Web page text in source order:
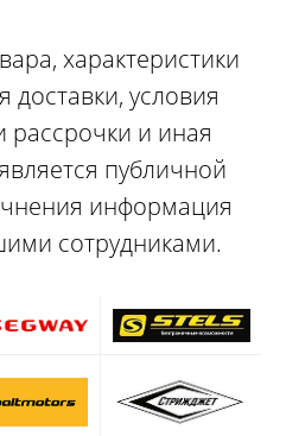
характеристики
доставки, условия
рассрочки и иная
публичной
информация
сотрудниками.